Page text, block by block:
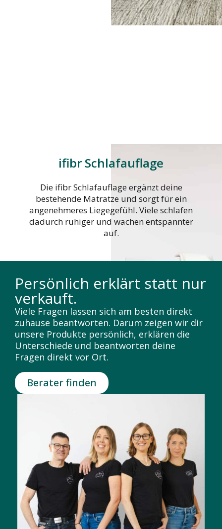
ifibr Schlafauflage
Die ifibr Schlafauflage ergänzt deine
bestehende Matratze und sorgt für ein
angenehmeres Liegegefühl. Viele schlafen
dadurch ruhiger und wachen entspannter
auf.
Persönlich erklärt statt nur
verkauft.
Viele Fragen lassen sich am besten direkt
zuhause beantworten. Darum zeigen wir dir
unsere Produkte persönlich, erklären die
Unterschiede und beantworten deine
Fragen direkt vor Ort.
Berater finden